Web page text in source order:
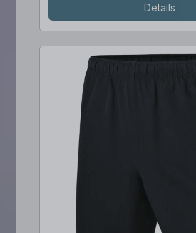
Details